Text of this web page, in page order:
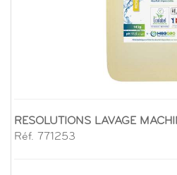
RESOLUTIONS LAVAGE
Réf. 771253